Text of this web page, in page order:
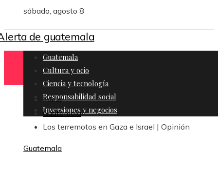
sábado, agosto 8
Guatemala
Cultura y ocio
Ciencia y tecnología
Responsabilidad social
Inversiones y negocios
Inicio
Guatemala
Los terremotos en Gaza e Israel | Opinión
Guatemala